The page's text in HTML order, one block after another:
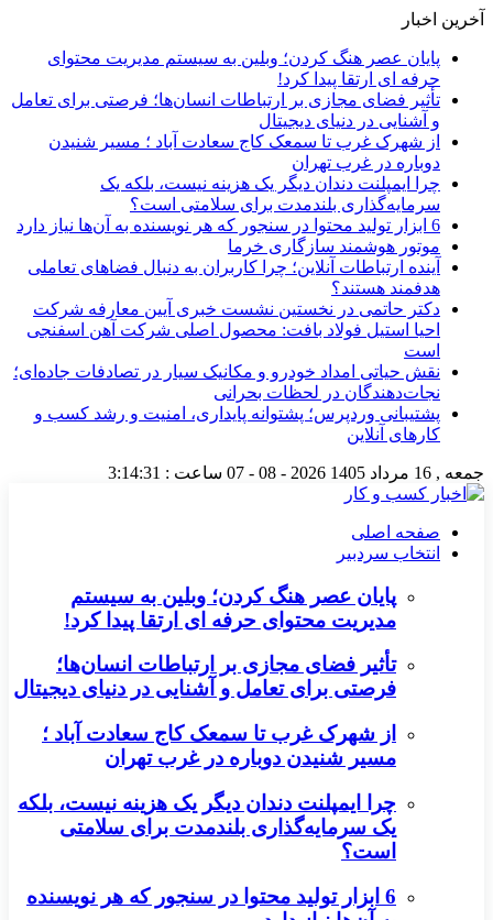
آخرین اخبار
پایان عصر هنگ کردن؛ وبلین به سیستم مدیریت محتوای
حرفه ای ارتقا پیدا کرد!
تأثیر فضای مجازی بر ارتباطات انسان‌ها؛ فرصتی برای تعامل
و آشنایی در دنیای دیجیتال
از شهرک غرب تا سمعک کاج سعادت آباد ؛ مسیر شنیدن
دوباره در غرب تهران
چرا ایمپلنت دندان دیگر یک هزینه نیست، بلکه یک
سرمایه‌گذاری بلندمدت برای سلامتی است؟
6 ابزار تولید محتوا در سنجور که هر نویسنده به آن‌ها نیاز دارد
موتور هوشمند سازگاری خرما
آینده ارتباطات آنلاین؛ چرا کاربران به دنبال فضاهای تعاملی
هدفمند هستند؟
دکتر حاتمی در نخستین نشست خبری آیین معارفه شرکت
احیا استیل فولاد بافت: محصول اصلی شرکت آهن اسفنجی
است
نقش حیاتی امداد خودرو و مکانیک سیار در تصادفات جاده‌ای؛
نجات‌دهندگان در لحظات بحرانی
پشتیبانی وردپرس؛ پشتوانه پایداری، امنیت و رشد کسب‌ و
کارهای آنلاین
جمعه , 16 مرداد 1405 2026 - 08 - 07 ساعت : 3:14:32
صفحه اصلی
انتخاب سردبیر
پایان عصر هنگ کردن؛ وبلین به سیستم
مدیریت محتوای حرفه ای ارتقا پیدا کرد!
تأثیر فضای مجازی بر ارتباطات انسان‌ها؛
فرصتی برای تعامل و آشنایی در دنیای دیجیتال
از شهرک غرب تا سمعک کاج سعادت آباد ؛
مسیر شنیدن دوباره در غرب تهران
چرا ایمپلنت دندان دیگر یک هزینه نیست، بلکه
یک سرمایه‌گذاری بلندمدت برای سلامتی
است؟
6 ابزار تولید محتوا در سنجور که هر نویسنده